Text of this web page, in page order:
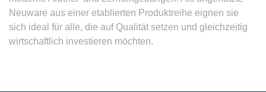
Neuware aus einer etablierten Produktreihe eignen sie
sich ideal für alle, die auf Qualität setzen und gleichzeitig
wirtschaftlich investieren möchten.